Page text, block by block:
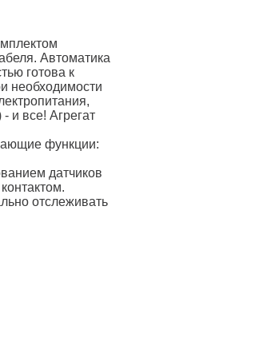
Автоматика
готова к
необходимости
и все! Агрегат
функции:
датчиков
отслеживать